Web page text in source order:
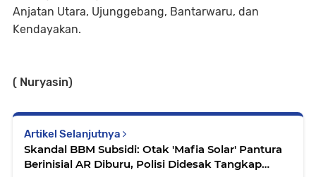
Anjatan Utara, Ujunggebang, Bantarwaru, dan
Kendayakan.
( Nuryasin)
Artikel Selanjutnya
Skandal BBM Subsidi: Otak 'Mafia Solar' Pantura
Berinisial AR Diburu, Polisi Didesak Tangkap